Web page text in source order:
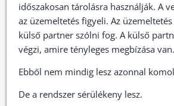
időszakosan tárolásra használják. A
az üzemeltetés figyeli. Az
külső partner szólni fog. A külső
végzi, amire tényleges megbízása van.
Ebből nem mindig lesz azonnal
De a rendszer sérülékeny lesz.